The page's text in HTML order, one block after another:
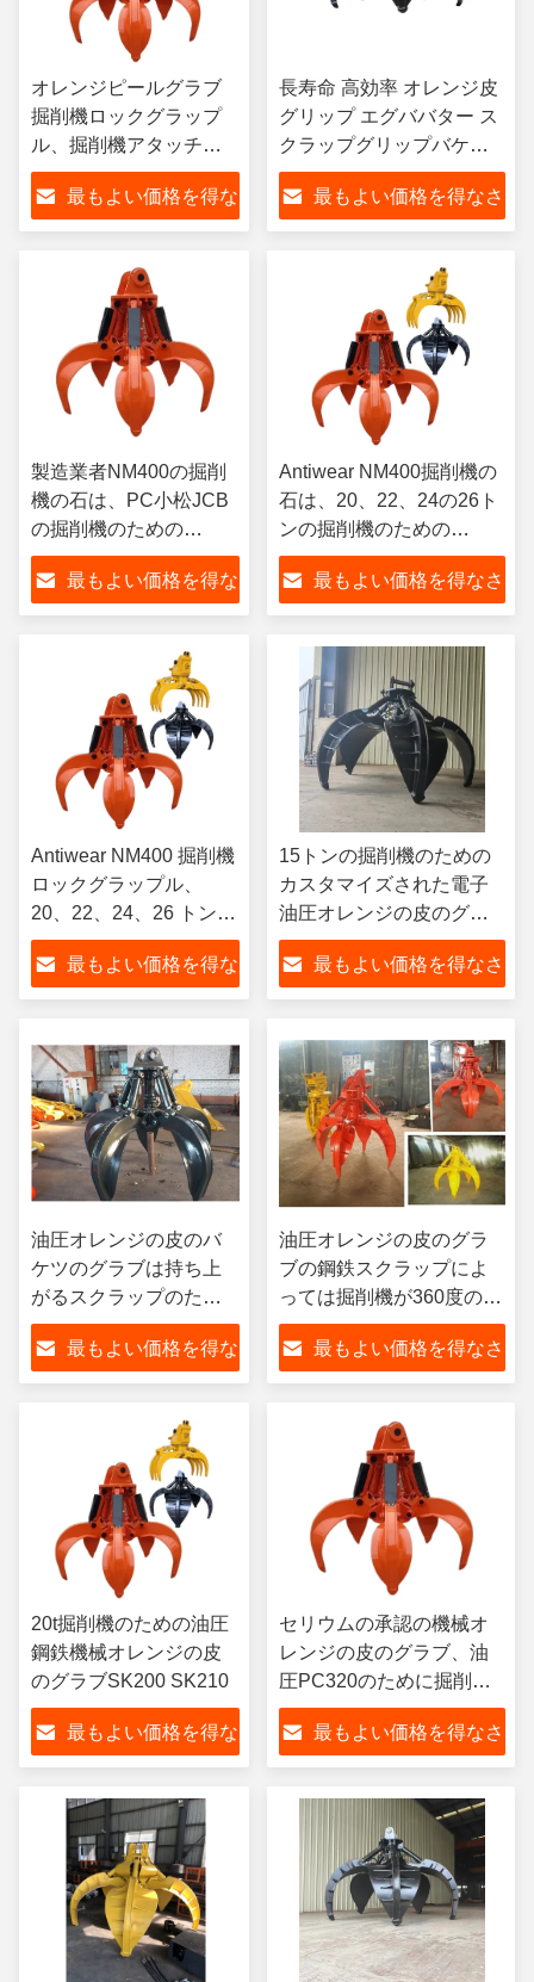
オレンジピールグラブ
掘削機ロックグラップ
ル、掘削機アタッチメ
ント油圧グラブ親指バ
ケット PC ボルボ JCB
掘削機用
最もよい価格を得な
長寿命 高効率 オレンジ皮
グリップ エグババター ス
クラップグリップバケツ
PC325,SK300,HD1638
最もよい価格を得なさ
製造業者NM400の掘削
機の石は、PC小松JCB
の掘削機のための
Q345Bのグラブのバケ
ツ取り組む
最もよい価格を得な
Antiwear NM400掘削機の
石は、20、22、24の26ト
ンの掘削機のための
Q355Bのグラブのバケツ
取り組む
最もよい価格を得なさ
Antiwear NM400 掘削機
ロックグラップル、
20、22、24、26 トン掘
削機用グラブバケット
最もよい価格を得な
15トンの掘削機のための
カスタマイズされた電子
油圧オレンジの皮のグラ
ブ
最もよい価格を得なさ
油圧オレンジの皮のバ
ケツのグラブは持ち上
がるスクラップのため
の電気をカスタマイズ
した最もよい価格を得な
油圧オレンジの皮のグラ
ブの鋼鉄スクラップによ
っては掘削機が360度の回
転取り組む
最もよい価格を得なさ
20t掘削機のための油圧
鋼鉄機械オレンジの皮
のグラブSK200 SK210
最もよい価格を得な
セリウムの承認の機械オ
レンジの皮のグラブ、油
圧PC320のために掘削機
は取り組む
最もよい価格を得なさ